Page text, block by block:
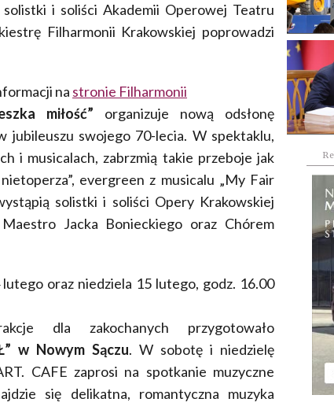
i soliści Akademii Operowej Teatru
Filharmonii Krakowskiej poprowadzi
na stronie Filharmonii
miłość” organizuje nową odsłonę
jubileuszu swojego 70-lecia. W spektaklu,
i musicalach, zabrzmią takie przeboje jak
evergreen z musicalu „My Fair
solistki i soliści Opery Krakowskiej
Jacka Bonieckiego oraz Chórem
oraz niedziela 15 lutego, godz. 16.00
dla zakochanych przygotowało
w Nowym Sączu. W sobotę i niedzielę
CAFE zaprosi na spotkanie muzyczne
się delikatna, romantyczna muzyka